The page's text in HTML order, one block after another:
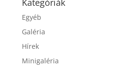
Kategóriák
Egyéb
Galéria
Hírek
Minigaléria